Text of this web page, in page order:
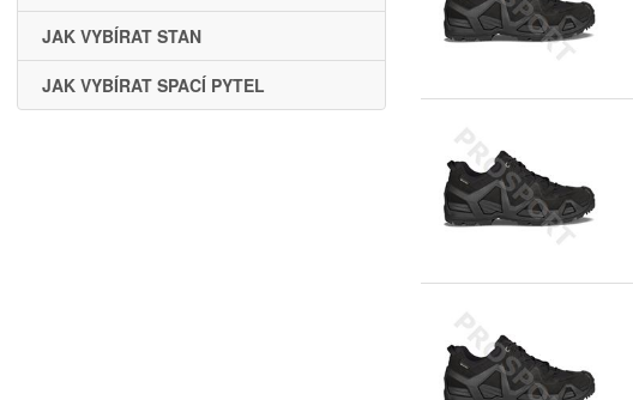
JAK VYBÍRAT STAN
JAK VYBÍRAT SPACÍ PYTEL